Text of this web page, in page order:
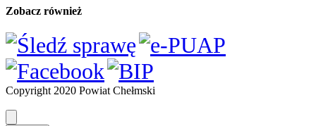
Zobacz również
Copyright 2020 Powiat Chełmski